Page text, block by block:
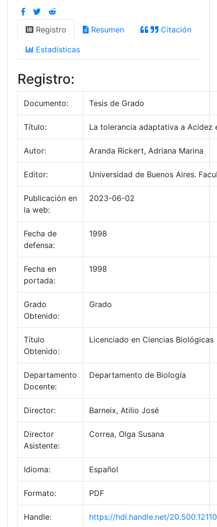
Registro Resumen Citación
Estadísticas
Registro:
Documento: Tesis de Grado
Título: La tolerancia adaptativa a Acidez
Autor: Aranda Rickert, Adriana Marina
Editor: Universidad de Buenos Aires.
Publicación en
la web:
2023-06-02
Fecha de
defensa:
1998
Fecha en
portada:
1998
Grado
Obtenido:
Grado
Título
Obtenido:
Licenciado en Ciencias Biológicas
Departamento
Docente:
Departamento de Biología
Director: Barneix, Atilio José
Director
Asistente:
Correa, Olga Susana
Idioma: Español
Formato: PDF
Handle: https://hdl.handle.net/